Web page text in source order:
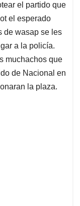
el partido que
el esperado
de wasap se les
a la policía.
muchachos que
de Nacional en
la plaza.